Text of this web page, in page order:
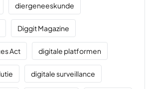
diergeneeskunde
Diggit Magazine
Act digitale platformen
digitale surveillance